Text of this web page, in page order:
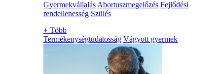
Gyermekvállalás Abortuszmegelőzés Fejlődési
rendellenesség Szülés
+ Több
Termékenységtudatosság Vágyott gyermek